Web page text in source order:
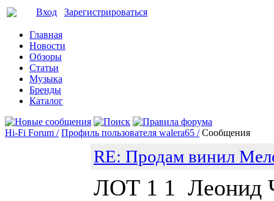
Вход Зарегистрироваться
Главная
Новости
Обзоры
Статьи
Музыка
Бренды
Каталог
Hi-Fi Forum / Профиль пользователя walera65 / Сообщения
RE: Продам винил
ЛОТ 1 1 Леонид